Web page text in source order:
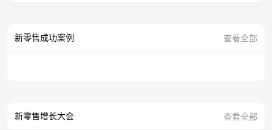
新零售成功案例 查看全部
新零售增长大会 查看全部